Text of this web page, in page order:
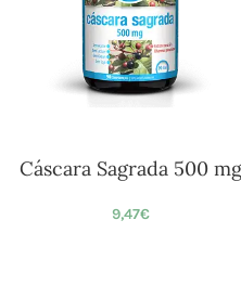
Cáscara Sagrada 500 mg
9,47€